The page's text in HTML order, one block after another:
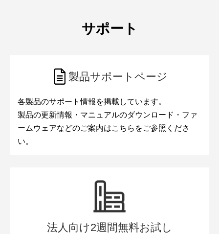
サポート
製品サポートページ
各製品のサポート情報を掲載しています。
製品の更新情報・マニュアルのダウンロード・ファ
ームウェアなどのご案内はこちらをご参照くださ
い。
法人向け2週間無料お試し